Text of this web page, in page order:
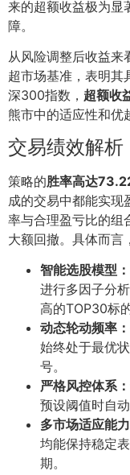
来的超额收益极为显
障。
从风险调整后收益来
超市场基准，表明其
深300指数， 超额收
熊市中的适应性和优
交易绩效解析
策略的胜率高达
成的交易中都能实现
率与合理盈亏比的组
大额回撤。具体而言
智能选股模型：
进行多因子分
高的TOP30标的
动态轮动频率：
始终处于最优
号。
严格风控体系：
预设阈值时自
多市场适应能力
均能保持稳定
期。